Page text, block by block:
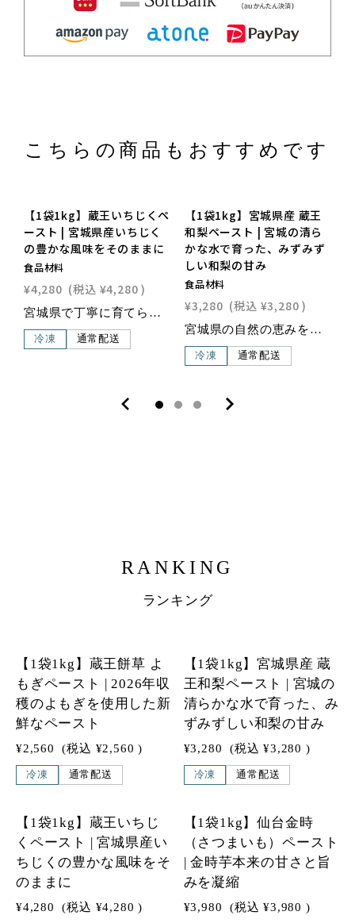
こちらの商品もおすすめです
【1袋1kg】蔵王いちじくペ
ースト | 宮城県産いちじく
の豊かな風味をそのままに
食品材料
¥4,280 (税込 ¥4,280 )
宮城県で丁寧に育てられたいちじくをそのままペーストにしました。甘みと酸味のバランスが良く、いちじく特有の食感を活かした自然な味わいが特徴です。こだわりの品質 国産原料 宮城県産いちじく使用 自然な味わい いちじく本来の風味をそのままペーストに 自社工場で製造 厳しい品質管理のもと、丁寧に加工さまざまな用途で大活躍！ 前菜に チーズと合わせておしゃれなアミューズやカナッペに 和菓子・洋菓子に フィナンシェやタルト、どら焼きの餡にも最適 ソース・ドレッシングに 肉料理のソースやヨーグルトソースとして業務用の1kgパックで、和菓子・洋菓子・ソースなど、幅広いシーンでお使いいただけます。特集ページはこちら＞＞＞
冷凍 通常配送
【1袋1kg】宮城県産 蔵王
和梨ペースト | 宮城の清ら
かな水で育った、みずみず
しい和梨の甘み
食品材料
¥3,280 (税込 ¥3,280 )
宮城県の自然の恵みを受けて育った和梨の爽やかな甘みをそのままペーストにしました。ジューシーでさっぱりとした風味が特徴で、料理やデザートに幅広く活用できます。こだわりの品質 宮城県産和梨使用 産地にこだわったフルーツペースト 冷凍で鮮度キープ みずみずしい甘みと香りをそのままに なめらかなペースト状 使いやすく、料理やお菓子にすぐ活用可能 自社工場で製造 厳しい品質管理のもと、丁寧に加工和・洋を問わず多彩な用途に！ シャーベット・ジェラートに 和梨のフルーティーな甘みを活かしたひんやりデザートに ドレッシングやソースに フレンチ・和風ドレッシングのベースや、肉料理のソースに 和菓子・洋菓子に 羊羹やゼリー、ムースなどに練り込んで、優しい甘さをプラス業務用1kgパックで和菓子・洋菓子のデザートメニューにも最適。宮城県産の和梨のフレッシュな味わいを、ぜひお試しください。特集ページはこちら＞＞＞
冷凍 通常配送
RANKING
ランキング
NEW
【1袋1kg】蔵王餅草 よ
もぎペースト | 2026年収
穫のよもぎを使用した新
鮮なペースト
¥2,560 (税込 ¥2,560 )
冷凍 通常配送
【1袋1kg】宮城県産 蔵
王和梨ペースト | 宮城の
清らかな水で育った、み
ずみずしい和梨の甘み
¥3,280 (税込 ¥3,280 )
冷凍 通常配送
【1袋1kg】蔵王いちじ
くペースト | 宮城県産い
ちじくの豊かな風味をそ
のままに
¥4,280 (税込 ¥4,280 )
SOLD OUT
【1袋1kg】仙台金時
（さつまいも）ペースト
| 金時芋本来の甘さと旨
みを凝縮
¥3,980 (税込 ¥3,980 )